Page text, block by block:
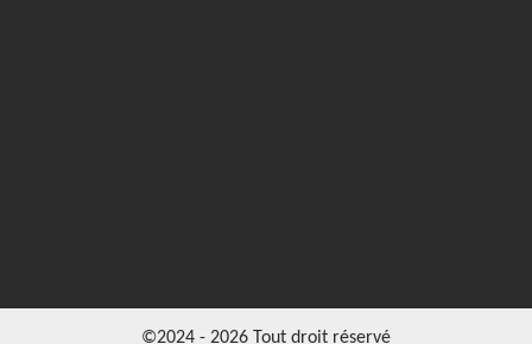
©2024 - 2026 Tout droit réservé